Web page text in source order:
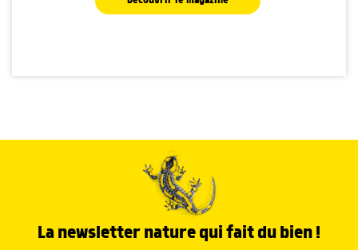
La newsletter nature qui fait du bien !